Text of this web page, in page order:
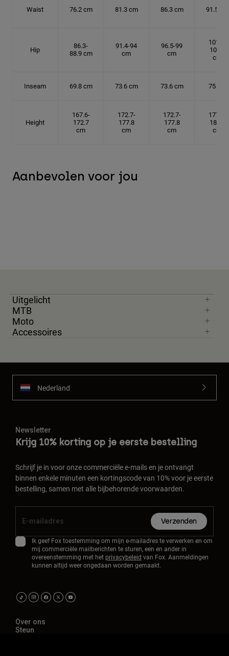
Waist 76.2 cm 81.3 cm 86.3 cm 91.5 cm
Hip
86.3-
88.9 cm
91.4-94
cm
96.5-99
cm
101.6-
104.1
cm
Inseam 69.8 cm 73.6 cm 73.6 cm 75 cm
Height
167.6-
172.7
cm
172.7-
177.8
cm
172.7-
177.8
cm
177.8-
182.9
cm
Aanbevolen voor jou
Uitgelicht
MTB
Moto
Accessoires
Nederland
Newsletter
Krijg 10% korting op je eerste bestelling
Schrijf je in voor onze commerciële e-mails en je ontvangt
binnen enkele minuten een kortingscode van 10% voor je eerste
bestelling, samen met alle bijbehorende voorwaarden.
Verzenden
Ik geef Fox toestemming om mijn e-mailadres te verwerken en om
mij commerciële mailberichten te sturen, een en ander in
overeenstemming met het privacybeleid van Fox. Aanmeldingen
kunnen altijd weer ongedaan worden gemaakt.
Over ons
Steun